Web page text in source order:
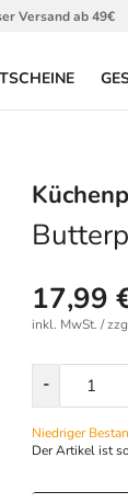
Versand ab 49€
17,99
inkl. MwSt. /
-
Niedriger
Der Artikel ist